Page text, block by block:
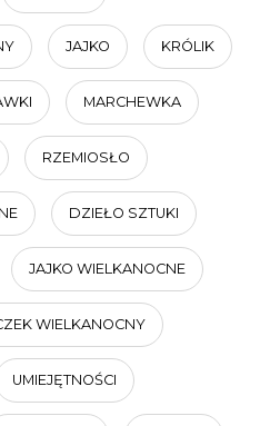
JAJKO KRÓLIK
MARCHEWKA
RZEMIOSŁO
DZIEŁO SZTUKI
JAJKO WIELKANOCNE
WIELKANOCNY
UMIEJĘTNOŚCI